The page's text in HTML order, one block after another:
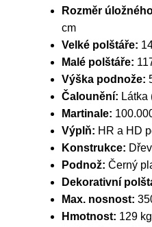
Rozměr
cm
Velké polštáře:
Malé polštáře:
Výška podnože:
Čalounění: Látka
Martinale:
Výplň: HR a HD
Konstrukce:
Podnož: Černý
Dekorativní
Max. nosnost:
Hmotnost: 129 kg